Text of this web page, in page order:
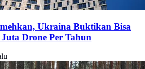
Ukraina Buktikan Bisa
Drone Per Tahun